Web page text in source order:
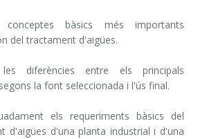
bàsics més importants
del tractament d'aigües.
diferències entre els principals
la font seleccionada i l'ús final.
els requeriments bàsics del
d'aigües d'una planta industrial i d'una